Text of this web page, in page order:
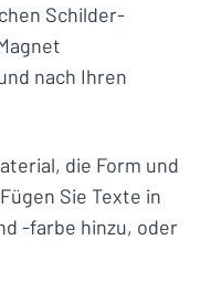
Schilder-
nach Ihren
die Form und
Sie Texte in
-farbe hinzu, oder